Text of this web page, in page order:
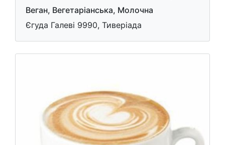
Веган, Вегетаріанська, Молочна
Єгуда Галеві 9990, Тиверіада